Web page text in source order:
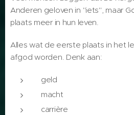
Anderen geloven in "iets", maar
plaats meer in hun leven.
Alles wat de eerste plaats in het
afgod worden. Denk aan:
geld
macht
carrière